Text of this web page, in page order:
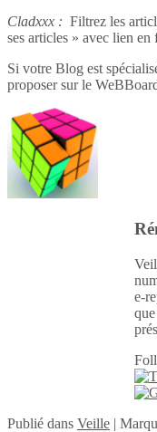
Cladxxx : Filtrez les
ses articles » avec lien
Si votre Blog est
proposer sur le
e-
Publié dans Veille |